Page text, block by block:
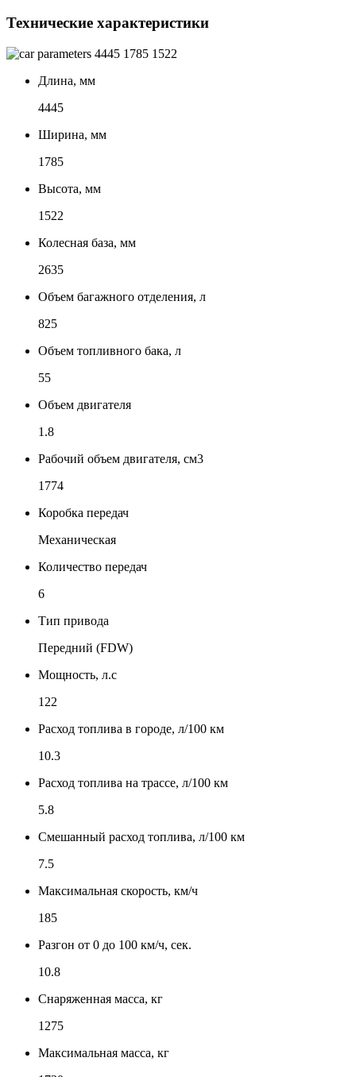
Технические характеристики
4445 1785 1522
Длина, мм
4445
Ширина, мм
1785
Высота, мм
1522
Колесная база, мм
2635
Объем багажного отделения, л
825
Объем топливного бака, л
55
Объем двигателя
1.8
Рабочий объем двигателя, см3
1774
Коробка передач
Механическая
Количество передач
6
Тип привода
Передний (FDW)
Мощность, л.с
122
Расход топлива в городе, л/100 км
10.3
Расход топлива на трассе, л/100 км
5.8
Смешанный расход топлива, л/100 км
7.5
Максимальная скорость, км/ч
185
Разгон от 0 до 100 км/ч, сек.
10.8
Снаряженная масса, кг
1275
Максимальная масса, кг